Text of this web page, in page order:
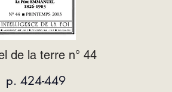
de la terre n° 44
p. 424-449